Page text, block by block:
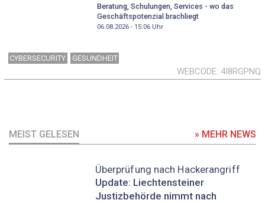
Beratung, Schulungen, Services - wo das
Geschäftspotenzial brachliegt
06.08.2026 - 15:06Uhr
CYBERSECURITY GESUNDHEIT
WEBCODE 4I8RGPNQ
MEIST GELESEN » MEHR NEWS
Überprüfung nach Hackerangriff
Update: Liechtensteiner
Justizbehörde nimmt nach